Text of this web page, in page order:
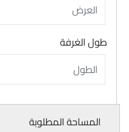
طول الغرفة
المساحة المطلوبة